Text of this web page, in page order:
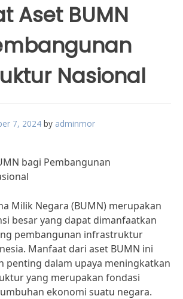
Aset BUMN
Nasional
7, 2024 by adminmor
bagi Pembangunan
Milik Negara (BUMN) merupakan
besar yang dapat dimanfaatkan
pembangunan infrastruktur
Manfaat dari aset BUMN ini
penting dalam upaya meningkatkan
yang merupakan fondasi
ekonomi suatu negara.